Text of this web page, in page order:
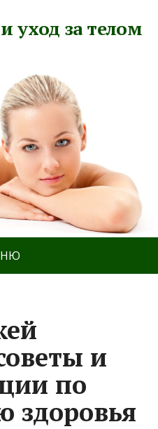
уход за телом
и
по
здоровья